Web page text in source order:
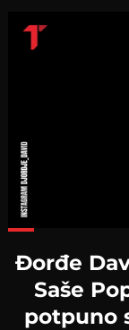
Đorđe
Saše
potpuno